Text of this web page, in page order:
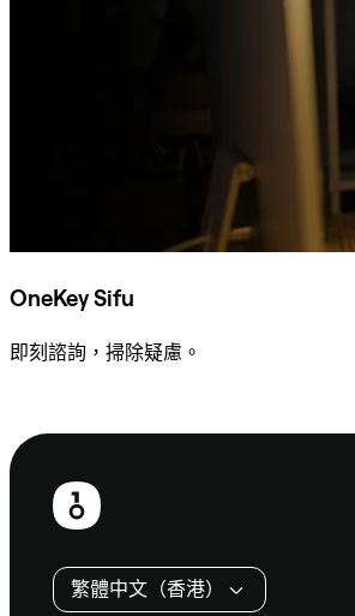
OneKey Sifu
即刻諮詢，掃除疑慮。
頁
繁體中文（香港）